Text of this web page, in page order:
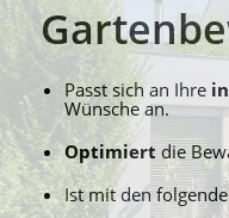
Passt sich an Ihre
Wünsche an.
Optimiert die
Ist mit den